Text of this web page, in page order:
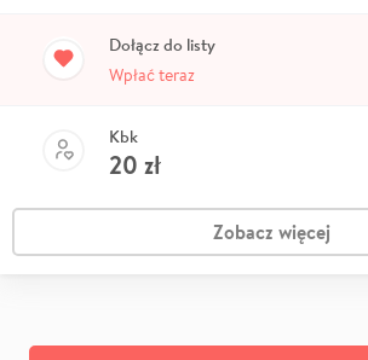
Dołącz do listy
Wpłać teraz
Kbk
20 zł
Zobacz więcej